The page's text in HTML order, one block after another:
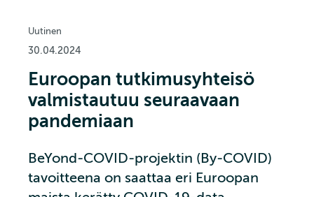
Uutinen
30.04.2024
Euroopan tutkimusyhteisö
valmistautuu seuraavaan
pandemiaan
BeYond-COVID-projektin (By-COVID)
tavoitteena on saattaa eri Euroopan